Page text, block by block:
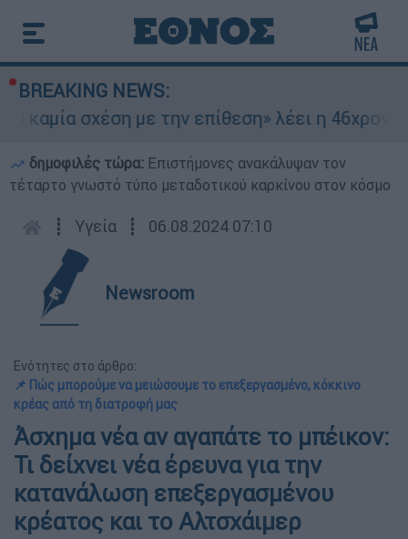
BREAKING NEWS:
σχέση με την επίθεση» λέει η 46χρονη - Τι
δημοφιλές τώρα: Επιστήμονες ανακάλυψαν τον
τέταρτο γνωστό τύπο μεταδοτικού καρκίνου στον κόσμο
┋ Υγεία ┋ 06.08.2024 07:10
Newsroom
Ενότητες στο άρθρο:
📌 Πώς μπορούμε να μειώσουμε το επεξεργασμένο, κόκκινο
κρέας από τη διατροφή μας
Άσχημα νέα αν αγαπάτε το μπέικον:
Τι δείχνει νέα έρευνα για την
κατανάλωση επεξεργασμένου
κρέατος και το Αλτσχάιμερ